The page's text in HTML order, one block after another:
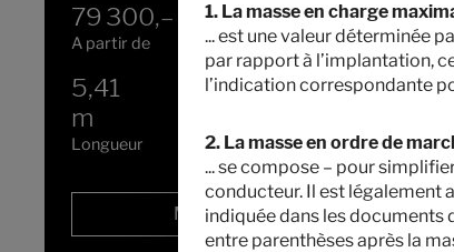
79 300,– €
A partir de
2 - 4
Couchages
5,41
m
Longueur
3500 kg
techniquement admissible*
Modèle sélectionné
1. La masse en charge
... est une valeur déterminée
par rapport à l’implantation,
l’indication correspondante
2. La masse en ordre de
... se compose – pour
conducteur. Il est légalement
indiquée dans les documents
entre parenthèses après la